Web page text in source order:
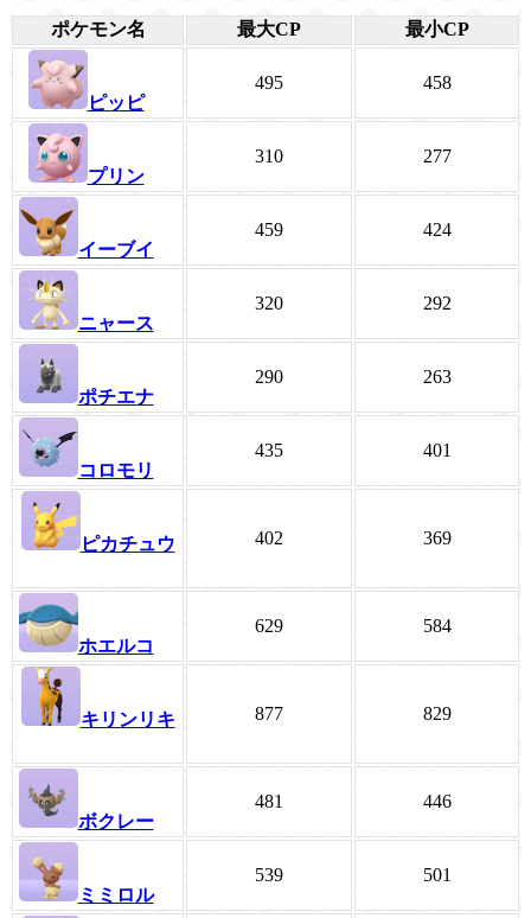
ポケモン名 最大CP 最小CP
ピッピ
495 458
プリン
310 277
イーブイ
459 424
ニャース
320 292
ポチエナ
290 263
コロモリ
435 401
ピカチュウ 402 369
ホエルコ
629 584
キリンリキ 877 829
ボクレー
481 446
ミミロル
539 501